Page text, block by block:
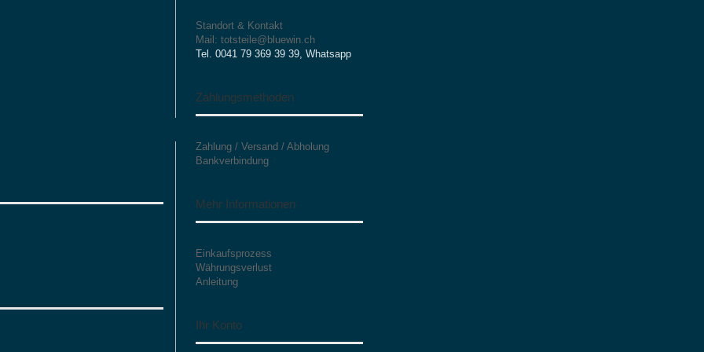
Standort & Kontakt
Mail: totsteile@bluewin.ch
Tel. 0041 79 369 39 39, Whatsapp
Zahlungsmethoden
Zahlung / Versand / Abholung
Bankverbindung
Mehr Informationen
Einkaufsprozess
Währungsverlust
Anleitung
Ihr Konto